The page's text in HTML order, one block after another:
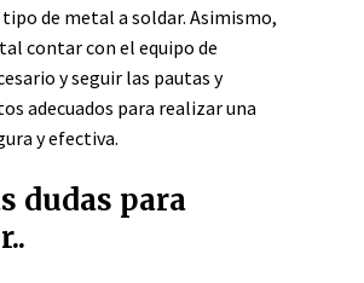
de metal a soldar. Asimismo,
contar con el equipo de
y seguir las pautas y
adecuados para realizar una
y efectiva.
dudas para